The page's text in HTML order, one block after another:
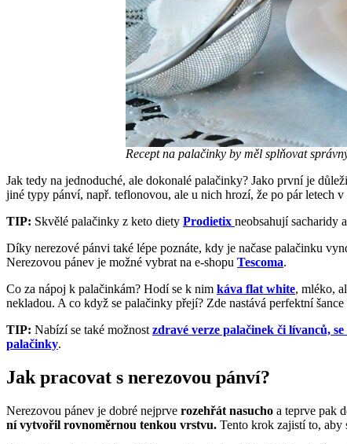
Recept na palačinky by měl splňovat
Jak tedy na jednoduché, ale dokonalé palačinky? Jako první je
jiné typy pánví, např. teflonovou, ale u nich hrozí, že po pár letech
TIP: Skvělé palačinky z keto diety Prodietix neobsahují sacharidy
Díky nerezové pánvi také lépe poznáte, kdy je načase palačinku
Nerezovou pánev je možné vybrat na e-shopu Tescoma.
Co za nápoj k palačinkám? Hodí se k nim káva flat white, mléko,
nekladou. A co když se palačinky přejí? Zde nastává perfektní
TIP: Nabízí se také možnost zdravé verze palačinek či lívanců,
palačinky.
Jak pracovat s nerezovou pánví?
Nerezovou pánev je dobré nejprve rozehřát nasucho a teprve pak
ní vytvořil rovnoměrnou tenkou vrstvu. Tento krok zajistí to, aby